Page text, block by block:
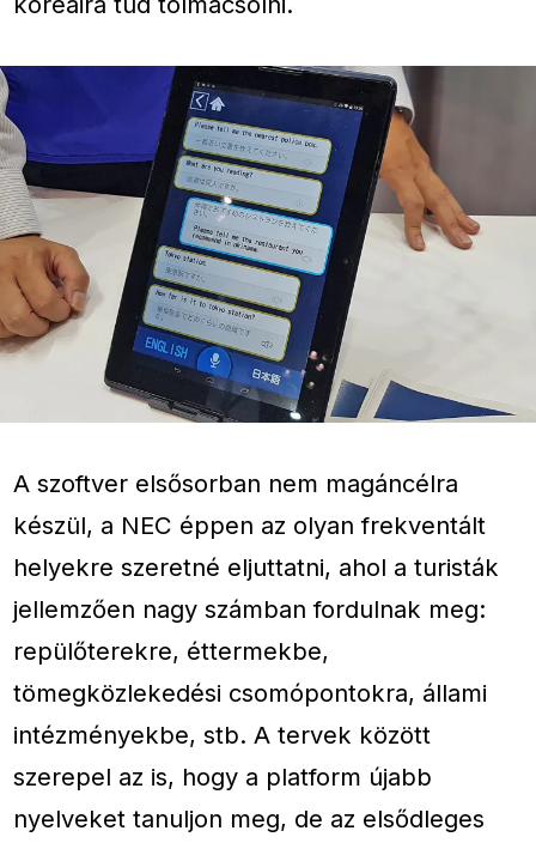
A szoftver elsősorban nem magáncélra
készül, a NEC éppen az olyan frekventált
helyekre szeretné eljuttatni, ahol a turisták
jellemzően nagy számban fordulnak meg:
repülőterekre, éttermekbe,
tömegközlekedési csomópontokra, állami
intézményekbe, stb. A tervek között
szerepel az is, hogy a platform újabb
nyelveket tanuljon meg, de az elsődleges